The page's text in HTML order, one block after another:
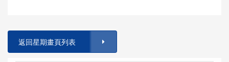
返回星期畫頁列表